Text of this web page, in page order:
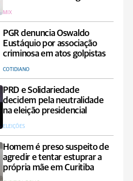
MIX
PGR denuncia Oswaldo
Eustáquio por associação
criminosa em atos golpistas
COTIDIANO
PRD e Solidariedade
decidem pela neutralidade
na eleição presidencial
ELEIÇÕES
Homem é preso suspeito de
agredir e tentar estuprar a
própria mãe em Curitiba